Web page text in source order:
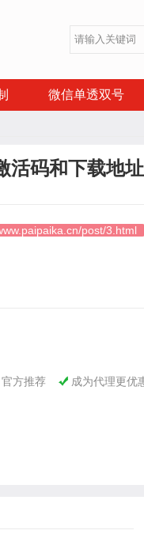
微信单透双号
活码和下载地
post/3.html
官方推荐  成为代理更优